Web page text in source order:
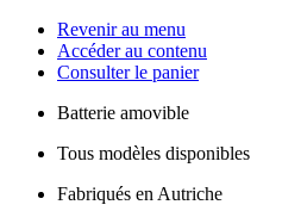
Revenir au menu
Accéder au contenu
Consulter le panier
Batterie amovible
Tous modèles disponibles
Fabriqués en Autriche